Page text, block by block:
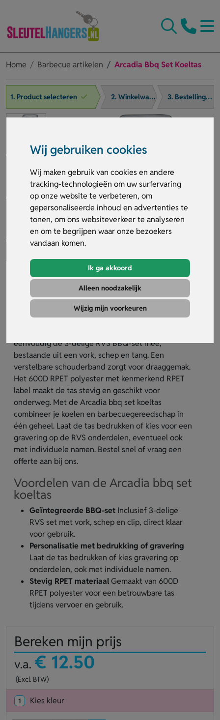
Wij gebruiken cookies
Wij maken gebruik van cookies en andere
tracking-technologieën om uw surfervaring
op onze website te verbeteren, om
gepersonaliseerde inhoud en advertenties te
tonen, om ons websiteverkeer te analyseren
en om te begrijpen waar onze bezoekers
vandaan komen.
Ik ga akkoord
Alleen noodzakelijk
Wijzig mijn voorkeuren
Home Barbecue artikelen Arcadia Bbq Set Koeltas
1. Product selecteren 2. Winkelwagen 3. Bestelling afronden
Arcadia Bbq Set Koeltas
Artikelnummer:33853
De Arcadia Bbq set koeltas is een RPET koeltas met
eenvoudig de 3-delige RVS BBQ-set mee,
bestaande uit een vork, schep en tang. Een
verstelbare schouderband zorgt voor draaggemak.
Het 600D RPET polyester met kenmerkend RPET
label maakt de tas stevig en geschikt voor
onderweg. Met de Arcadia bbq set koeltas
combineer je koelen en barbecuegereedschap in
één geheel. Laat de tas bedrukken of kies voor een
gravering op de RVS onderdelen, eventueel ook
met individuele namen. Bestel snel of vraag een
offerte aan bij ons.
Voordelen van de Arcadia bbq set
koeltas
Geïntegreerde BBQ-set Inclusief 3-delige
RVS set met vork, schep en clip, direct klaar
voor gebruik.
Personalisatie met bedrukking of gravering
Laat de tas bedrukken of kies gravering op
onderdelen, ook met individuele namen.
Stevig RPET materiaalGemaakt van 600D
RPET polyester voor een betrouwbare tas
tijdens vervoer en gebruik.
Bereken mijn prijs
v.a. € 12.50
(Excl. BTW)
1 Kies kleur